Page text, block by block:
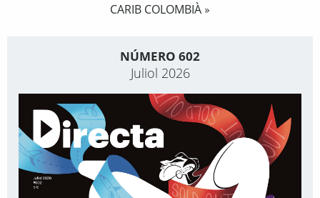
CARIB COLOMBIÀ »
NÚMERO 602
Juliol 2026